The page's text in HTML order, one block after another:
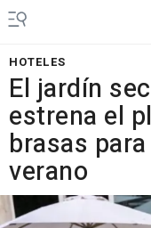
HOTELES
El jardín
estrena el
brasas
verano